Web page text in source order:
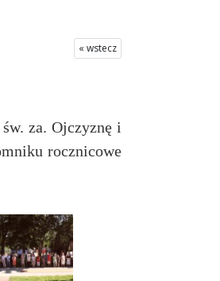
« wstecz
za. Ojczyznę i
rocznicowe